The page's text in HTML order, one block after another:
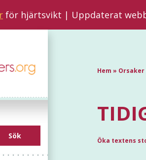
för hjärtsvikt | Uppdaterat
Hem »
Öka textens